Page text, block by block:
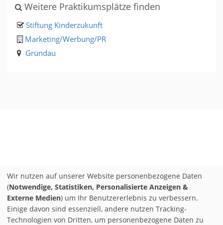
Weitere Praktikumsplätze finden
Stiftung Kinderzukunft
Marketing/Werbung/PR
Gründau
Wir nutzen auf unserer Website personenbezogene Daten
(Notwendige, Statistiken, Personalisierte Anzeigen &
Externe Medien) um Ihr Benutzererlebnis zu verbessern.
Einige davon sind essenziell, andere nutzen Tracking-
Technologien von Dritten, um personenbezogene Daten zu